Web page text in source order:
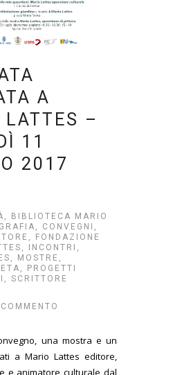
A
LATTES –
11
2017
,
BIBLIOTECA MARIO
, CONVEGNI ,
,
FONDAZIONE
, INCONTRI ,
, MOSTRE ,
,
PROGETTI
, SCRITTORE
una mostra e un
a Mario Lattes editore,
e animatore culturale dal